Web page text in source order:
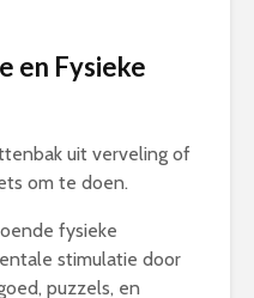
en Fysieke
uit verveling of
om te doen.
fysieke
stimulatie door
puzzels, en